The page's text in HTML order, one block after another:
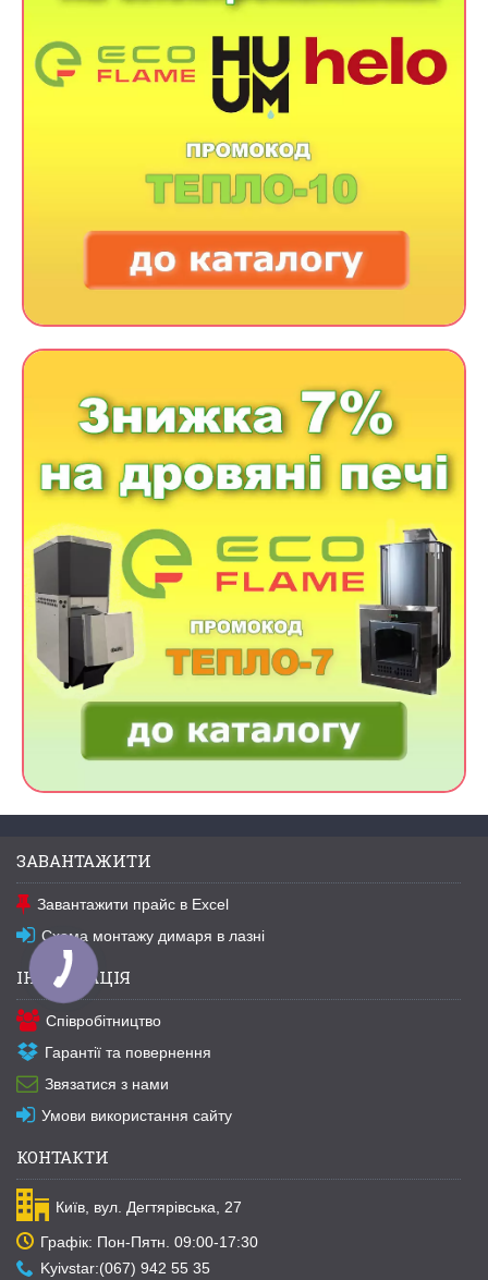
ЗАВАНТАЖИТИ
Завантажити прайс в Excel
Схема монтажу димаря в лазні
ІНФОРМАЦІЯ
Співробітництво
Гарантії та повернення
Звязатися з нами
Умови використання сайту
КОНТАКТИ
Київ, вул. Дегтярівська, 27
Графік: Пон-Пятн. 09:00-17:30
Kyivstar:(067) 942 55 35